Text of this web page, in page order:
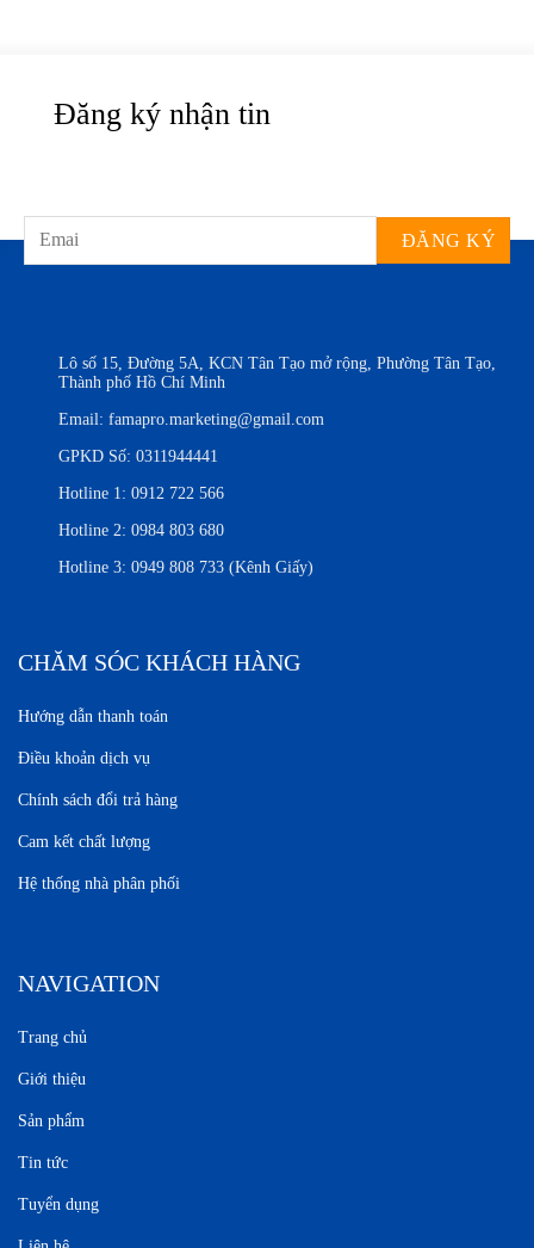
Đăng ký nhận tin
Lô số 15, Đường 5A, KCN Tân Tạo mở rộng, Phường Tân Tạo,
Thành phố Hồ Chí Minh
Email: famapro.marketing@gmail.com
GPKD Số: 0311944441
Hotline 1: 0912 722 566
Hotline 2: 0984 803 680
Hotline 3: 0949 808 733 (Kênh Giấy)
CHĂM SÓC KHÁCH HÀNG
Hướng dẫn thanh toán
Điều khoản dịch vụ
Chính sách đổi trả hàng
Cam kết chất lượng
Hệ thống nhà phân phối
NAVIGATION
Trang chủ
Giới thiệu
Sản phẩm
Tin tức
Tuyển dụng